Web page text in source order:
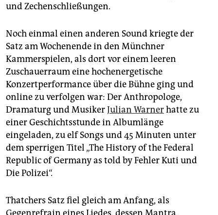
und Zechenschließungen.
Noch einmal einen anderen Sound kriegte der
Satz am Wochenende in den Münchner
Kammerspielen, als dort vor einem leeren
Zuschauerraum eine hochenergetische
Konzertperformance über die Bühne ging und
online zu verfolgen war: Der Anthropologe,
Dramaturg und MusikerJulian Warnerhatte zu
einer Geschichtsstunde in Albumlänge
eingeladen, zu elf Songs und 45 Minuten unter
dem sperrigen Titel „The History of the Federal
Republic of Germany as told by Fehler Kuti und
Die Polizei“.
Thatchers Satz fiel gleich am Anfang, als